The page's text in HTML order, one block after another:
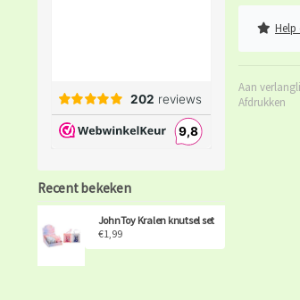
Recent bekeken
JohnToy Kralen knutsel set
€1,99
Help
Aan
Afdrukken